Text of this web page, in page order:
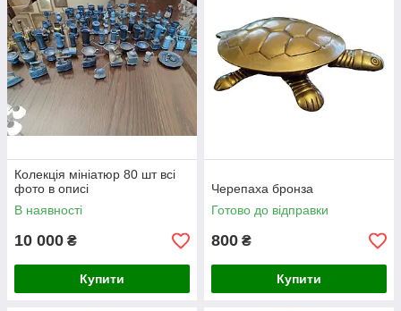
Колекція мініатюр 80 шт всі
фото в описі
В наявності
10 000 ₴
Купити
Черепаха бронза
Готово до відправки
800 ₴
Купити